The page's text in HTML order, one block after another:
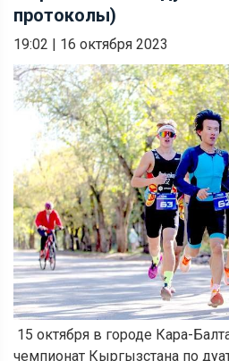
протоколы)
19:02 | 16 октября 2023
15 октября в городе Кара-
чемпионат Кыргызстана по